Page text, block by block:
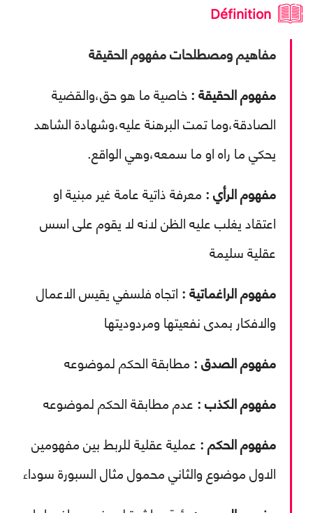
Définition
مفاهيم ومصطلحات مفهوم الحقيقة
مفهوم الحقيقة :خاصية ما هو حق،والقضية
الصادقة،وما تمت البرهنة عليه،وشهادة الشاهد
يحكي ما راه او ما سمعه،وهي الواقع.
مفهوم الرأي : معرفة ذاتية عامة غير مبنية او
اعتقاد يغلب عليه الظن لانه لا يقوم على اسس
عقلية سليمة
مفهوم الراغماتية : اتجاه فلسفي يقيس الاعمال
والافكار بمدى نفعيتها ومردوديتها
مفهوم الصدق : مطابقة الحكم لموضوعه
مفهوم الكذب : عدم مطابقة الحكم لموضوعه
مفهوم الحكم : عملية عقلية للربط بين مفهومين
الاول موضوع والثاني محمول مثال السبورة سوداء